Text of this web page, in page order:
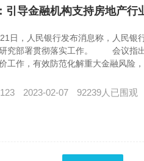
引导金融机构支持房地产
，人民银行发布消息称，人民银
究部署贯彻落实工作。 会议指出
工作，有效防范化解重大金融风险
2023-02-07 92239人已围观